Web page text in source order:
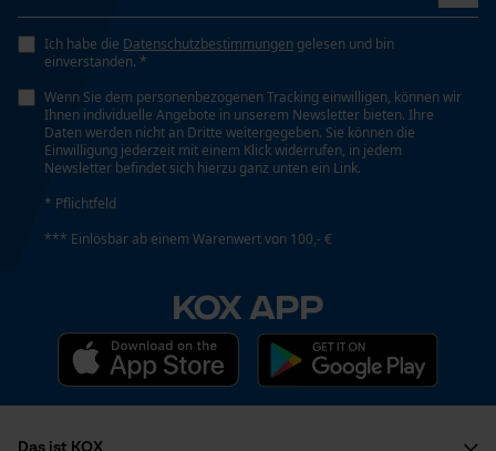
Ich habe die Datenschutzbestimmungen gelesen und bin
einverstanden. *
Wenn Sie dem personenbezogenen Tracking einwilligen, können wir
Ihnen individuelle Angebote in unserem Newsletter bieten. Ihre
Daten werden nicht an Dritte weitergegeben. Sie können die
Einwilligung jederzeit mit einem Klick widerrufen, in jedem
Newsletter befindet sich hierzu ganz unten ein Link.
* Pflichtfeld
*** Einlösbar ab einem Warenwert von 100,- €
KOX APP
Das ist KOX
Geo-IP und User Detection
YouTube-Videos
Kontaktaufnahme per Chat
Marketing Cookies
Google Global Site Tag
Microsoft Advertising Universal
Event Tracking
Facebook Pixel